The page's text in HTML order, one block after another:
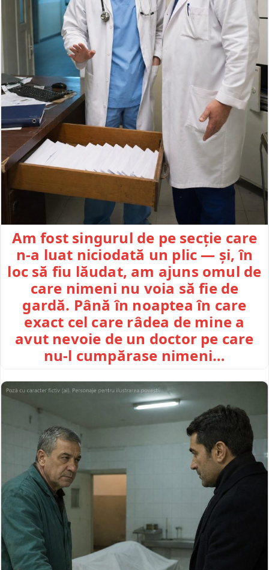
Am fost singurul de pe secție care
n-a luat niciodată un plic — și, în
loc să fiu lăudat, am ajuns omul de
care nimeni nu voia să fie de
gardă. Până în noaptea în care
exact cel care râdea de mine a
avut nevoie de un doctor pe care
nu-l cumpărase nimeni…